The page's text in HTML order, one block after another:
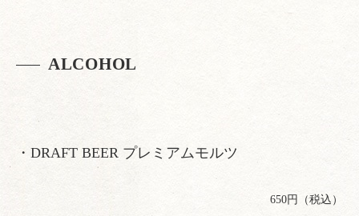
ALCOHOL
・DRAFT BEER プレミアムモルツ
650円（税込）